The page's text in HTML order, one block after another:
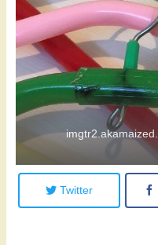
Twitter